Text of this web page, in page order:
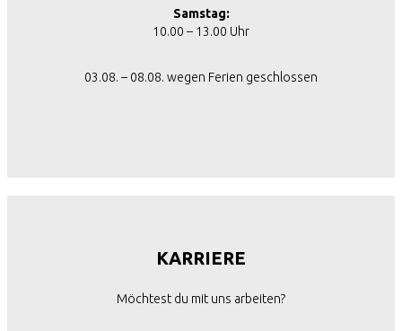
Samstag:
10.00 – 13.00 Uhr
03.08. – 08.08. wegen Ferien geschlossen
KARRIERE
Möchtest du mit uns arbeiten?